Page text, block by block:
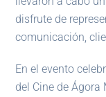
disfrute de
comunicación,
En el evento
del Cine de